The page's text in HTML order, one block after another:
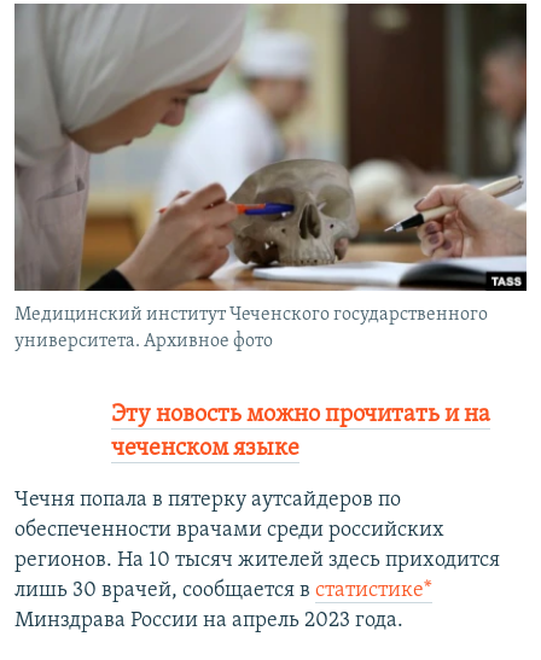
СЕВЕР.РЕАЛИИ
СИБИРЬ.РЕАЛИИ
РАСПИСАНИЕ ВЕЩАНИЯ
ПОДПИШИТЕСЬ НА РАССЫЛКУ
СОЦИАЛЬНЫЕ СЕТИ
Медицинский институт Чеченского государственного
университета. Архивное фото
Эту новость можно прочитать и на
чеченском языке
Чечня попала в пятерку аутсайдеров по
обеспеченности врачами среди российских
регионов. На 10 тысяч жителей здесь приходится
лишь 30 врачей, сообщается в статистике*
Минздрава России на апрель 2023 года.